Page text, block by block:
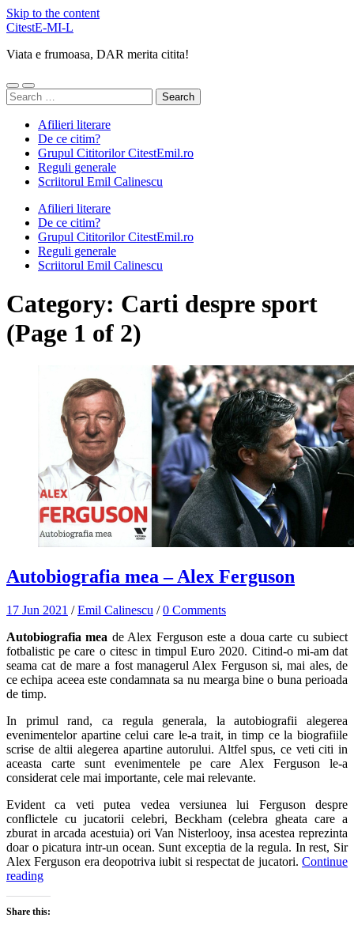
Skip to the content
CitestE-MI-L
Viata e frumoasa, DAR merita citita!
Toggle
mobile
Toggle
search
Search
for:
Afilieri literare
De ce citim?
Grupul Cititorilor CitestEmil.ro
Reguli generale
Scriitorul Emil Calinescu
Afilieri literare
De ce citim?
Grupul Cititorilor CitestEmil.ro
Reguli generale
Scriitorul Emil Calinescu
Category: Carti despre sport
(Page 1 of 2)
Autobiografia mea – Alex Ferguson
17 Jun 2021 /Emil Calinescu /0 Comments
Autobiografia mea de Alex Ferguson este a doua carte cu subiect
fotbalistic pe care o citesc in timpul Euro 2020. Citind-o mi-am dat
seama cat de mare a fost managerul Alex Ferguson si, mai ales, de
ce echipa aceea este condamnata sa nu mearga bine o buna perioada
de timp.
In primul rand, ca regula generala, la autobiografii alegerea
evenimentelor apartine celui care le-a trait, in timp ce la biografiile
scrise de altii alegerea apartine autorului. Altfel spus, ce veti citi in
aceasta carte sunt evenimentele pe care Alex Ferguson le-a
considerat cele mai importante, cele mai relevante.
Evident ca veti putea vedea versiunea lui Ferguson despre
conflictele cu jucatorii celebri, Beckham (celebra gheata care a
zburat in arcada acestuia) ori Van Nisterlooy, insa acestea reprezinta
doar o picatura intr-un ocean. Sunt exceptia de la regula. In rest, Sir
Alex Ferguson era deopotriva iubit si respectat de jucatori. Continue
reading
Share this: